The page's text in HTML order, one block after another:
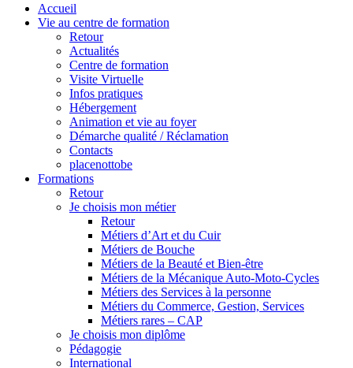
Accueil
Vie au centre de formation
Retour
Actualités
Centre de formation
Visite Virtuelle
Infos pratiques
Hébergement
Animation et vie au foyer
Démarche qualité / Réclamation
Contacts
placenottobe
Formations
Retour
Je choisis mon métier
Retour
Métiers d’Art et du Cuir
Métiers de Bouche
Métiers de la Beauté et Bien-être
Métiers de la Mécanique Auto-Moto-Cycles
Métiers des Services à la personne
Métiers du Commerce, Gestion, Services
Métiers rares – CAP
Je choisis mon diplôme
Pédagogie
International